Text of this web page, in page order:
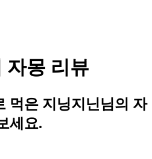
자몽 리뷰
먹은 지닝지닌님의 자
세요.